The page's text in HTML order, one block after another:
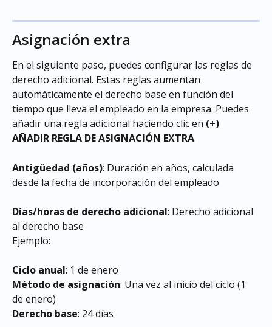
Asignación extra
En el siguiente paso, puedes configurar las reglas de
derecho adicional. Estas reglas aumentan
automáticamente el derecho base en función del
tiempo que lleva el empleado en la empresa. Puedes
añadir una regla adicional haciendo clic en (+)
AÑADIR REGLA DE ASIGNACIÓN EXTRA.
Antigüedad (años): Duración en años, calculada
desde la fecha de incorporación del empleado
Días/horas de derecho adicional: Derecho adicional
al derecho base
Ejemplo:
Ciclo anual: 1 de enero
Método de asignación: Una vez al inicio del ciclo (1
de enero)
Derecho base: 24 días